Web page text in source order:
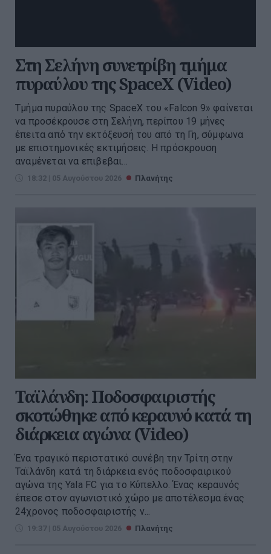
Στη Σελήνη συνετρίβη τμήμα
πυραύλου της SpaceX (Video)
Τμήμα πυραύλου της SpaceX του «Falcon 9» φαίνεται
να προσέκρουσε στη Σελήνη, περίπου 19 μήνες
έπειτα από την εκτόξευσή του από τη Γη, σύμφωνα
με επιστημονικές εκτιμήσεις. Η πρόσκρουση
αναμένεται να επιβεβαι...
18:32 | 05 Αυγούστου 2026 Πλανήτης
Ταϊλάνδη: Ποδοσφαιριστής
σκοτώθηκε από κεραυνό κατά τη
διάρκεια αγώνα (Video)
Ένα τραγικό περιστατικό συνέβη την Τρίτη στην
Ταϊλάνδη κατά τη διάρκεια ενός ποδοσφαιρικού
αγώνα της Yala FC για το Κύπελλο. Ένας κεραυνός
έπεσε στον αγωνιστικό χώρο με αποτέλεσμα ένας
24χρονος ποδοσφαιριστής ν...
19:37 | 05 Αυγούστου 2026 Πλανήτης